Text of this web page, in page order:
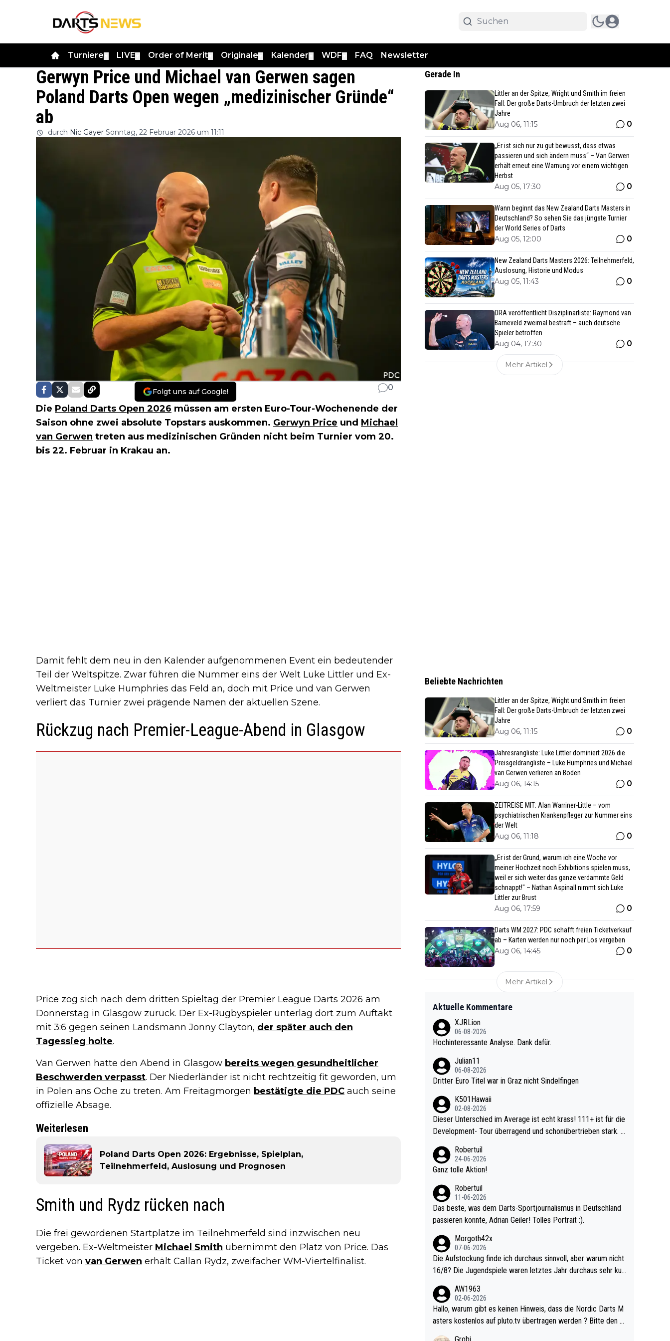
Turniere LIVE Order of Merit Originale Kalender WDF FAQ Newsletter
Gerwyn Price und Michael van Gerwen sagen
Poland Darts Open wegen „medizinischer Gründe“
ab
durch Nic Gayer Sonntag, 22 Februar 2026 um 11:11
Folgt uns auf Google! 0
Die Poland Darts Open 2026 müssen am ersten Euro-Tour-Wochenende der
Saison ohne zwei absolute Topstars auskommen. Gerwyn Price und Michael
van Gerwen treten aus medizinischen Gründen nicht beim Turnier vom 20.
bis 22. Februar in Krakau an.
Damit fehlt dem neu in den Kalender aufgenommenen Event ein bedeutender
Teil der Weltspitze. Zwar führen die Nummer eins der Welt Luke Littler und Ex-
Weltmeister Luke Humphries das Feld an, doch mit Price und van Gerwen
verliert das Turnier zwei prägende Namen der aktuellen Szene.
Rückzug nach Premier-League-Abend in Glasgow
Price zog sich nach dem dritten Spieltag der Premier League Darts 2026 am
Donnerstag in Glasgow zurück. Der Ex-Rugbyspieler unterlag dort zum Auftakt
mit 3:6 gegen seinen Landsmann Jonny Clayton, der später auch den
Tagessieg holte.
Van Gerwen hatte den Abend in Glasgow bereits wegen gesundheitlicher
Beschwerden verpasst. Der Niederländer ist nicht rechtzeitig fit geworden, um
in Polen ans Oche zu treten. Am Freitagmorgen bestätigte die PDC auch seine
offizielle Absage.
Weiterlesen
Poland Darts Open 2026: Ergebnisse, Spielplan,
Teilnehmerfeld, Auslosung und Prognosen
Smith und Rydz rücken nach
Die frei gewordenen Startplätze im Teilnehmerfeld sind inzwischen neu
vergeben. Ex-Weltmeister Michael Smith übernimmt den Platz von Price. Das
Ticket von van Gerwen erhält Callan Rydz, zweifacher WM-Viertelfinalist.
Gerade In
Littler an der Spitze, Wright und Smith im freien
Fall: Der große Darts-Umbruch der letzten zwei
Jahre
Aug 06, 11:15 0
„Er ist sich nur zu gut bewusst, dass etwas
passieren und sich ändern muss“ – Van Gerwen
erhält erneut eine Warnung vor einem wichtigen
Herbst
Aug 05, 17:30 0
Wann beginnt das New Zealand Darts Masters in
Deutschland? So sehen Sie das jüngste Turnier
der World Series of Darts
Aug 05, 12:00 0
New Zealand Darts Masters 2026: Teilnehmerfeld,
Auslosung, Historie und Modus
Aug 05, 11:43 0
DRA veröffentlicht Disziplinarliste: Raymond van
Barneveld zweimal bestraft – auch deutsche
Spieler betroffen
Aug 04, 17:30 0
Mehr Artikel
Beliebte Nachrichten
Littler an der Spitze, Wright und Smith im freien
Fall: Der große Darts-Umbruch der letzten zwei
Jahre
Aug 06, 11:15 0
Jahresrangliste: Luke Littler dominiert 2026 die
Preisgeldrangliste – Luke Humphries und Michael
van Gerwen verlieren an Boden
Aug 06, 14:15 0
ZEITREISE MIT: Alan Warriner-Little – vom
psychiatrischen Krankenpfleger zur Nummer eins
der Welt
Aug 06, 11:18 0
„Er ist der Grund, warum ich eine Woche vor
meiner Hochzeit noch Exhibitions spielen muss,
weil er sich weiter das ganze verdammte Geld
schnappt!" – Nathan Aspinall nimmt sich Luke
Littler zur Brust
Aug 06, 17:59 0
Darts WM 2027: PDC schafft freien Ticketverkauf
ab – Karten werden nur noch per Los vergeben
Aug 06, 14:45 0
Mehr Artikel
Aktuelle Kommentare
XJRLion
06-08-2026
Hochinteressante Analyse. Dank dafür.
Julian11
06-08-2026
Dritter Euro Titel war in Graz nicht Sindelfingen
K501Hawaii
02-08-2026
Dieser Unterschied im Average ist echt krass! 111+ ist für die
Development- Tour überragend und schonübertrieben stark. U
e mal 40+ erst recht. Da gewinnst keinen Blumentopf - ist ja n
och krasser wie ein Pokalspiel eines Kreisligisten vs einem Bu
Robertuil
24-06-2026
Ganz tolle Aktion!
Robertuil
11-06-2026
Das beste, was dem Darts-Sportjournalismus in Deutschland
passieren konnte, Adrian Geiler! Tolles Portrait :).
Morgoth42x
07-06-2026
Die Aufstockung finde ich durchaus sinnvoll, aber warum nicht
16/8? Die Jugendspiele waren letztes Jahr durchaus sehr kur
l. Allerdings ist Mitchell Lawrie als Nummer 1 der Welt eh quali
fiziert. Somit ändert die automatische Qualifikation des Weltm
eisters erstmal nichts. Ich denke sie wollen damit für nächste
AW1963
02-06-2026
Hallo, warum gibt es keinen Hinweis, dass die Nordic Darts M
asters kostenlos auf pluto.tv übertragen werden ? Bitte den A